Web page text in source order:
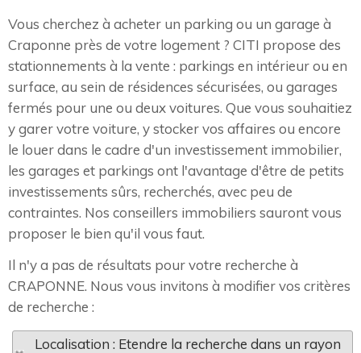
Vous cherchez à acheter un parking ou un garage à
Craponne près de votre logement ? CITI propose des
stationnements à la vente : parkings en intérieur ou en
surface, au sein de résidences sécurisées, ou garages
fermés pour une ou deux voitures. Que vous souhaitiez
y garer votre voiture, y stocker vos affaires ou encore
le louer dans le cadre d'un investissement immobilier,
les garages et parkings ont l'avantage d'être de petits
investissements sûrs, recherchés, avec peu de
contraintes. Nos conseillers immobiliers sauront vous
proposer le bien qu'il vous faut.
Il n'y a pas de résultats pour votre recherche à
CRAPONNE. Nous vous invitons à modifier vos critères
de recherche :
Localisation : Etendre la recherche dans un rayon